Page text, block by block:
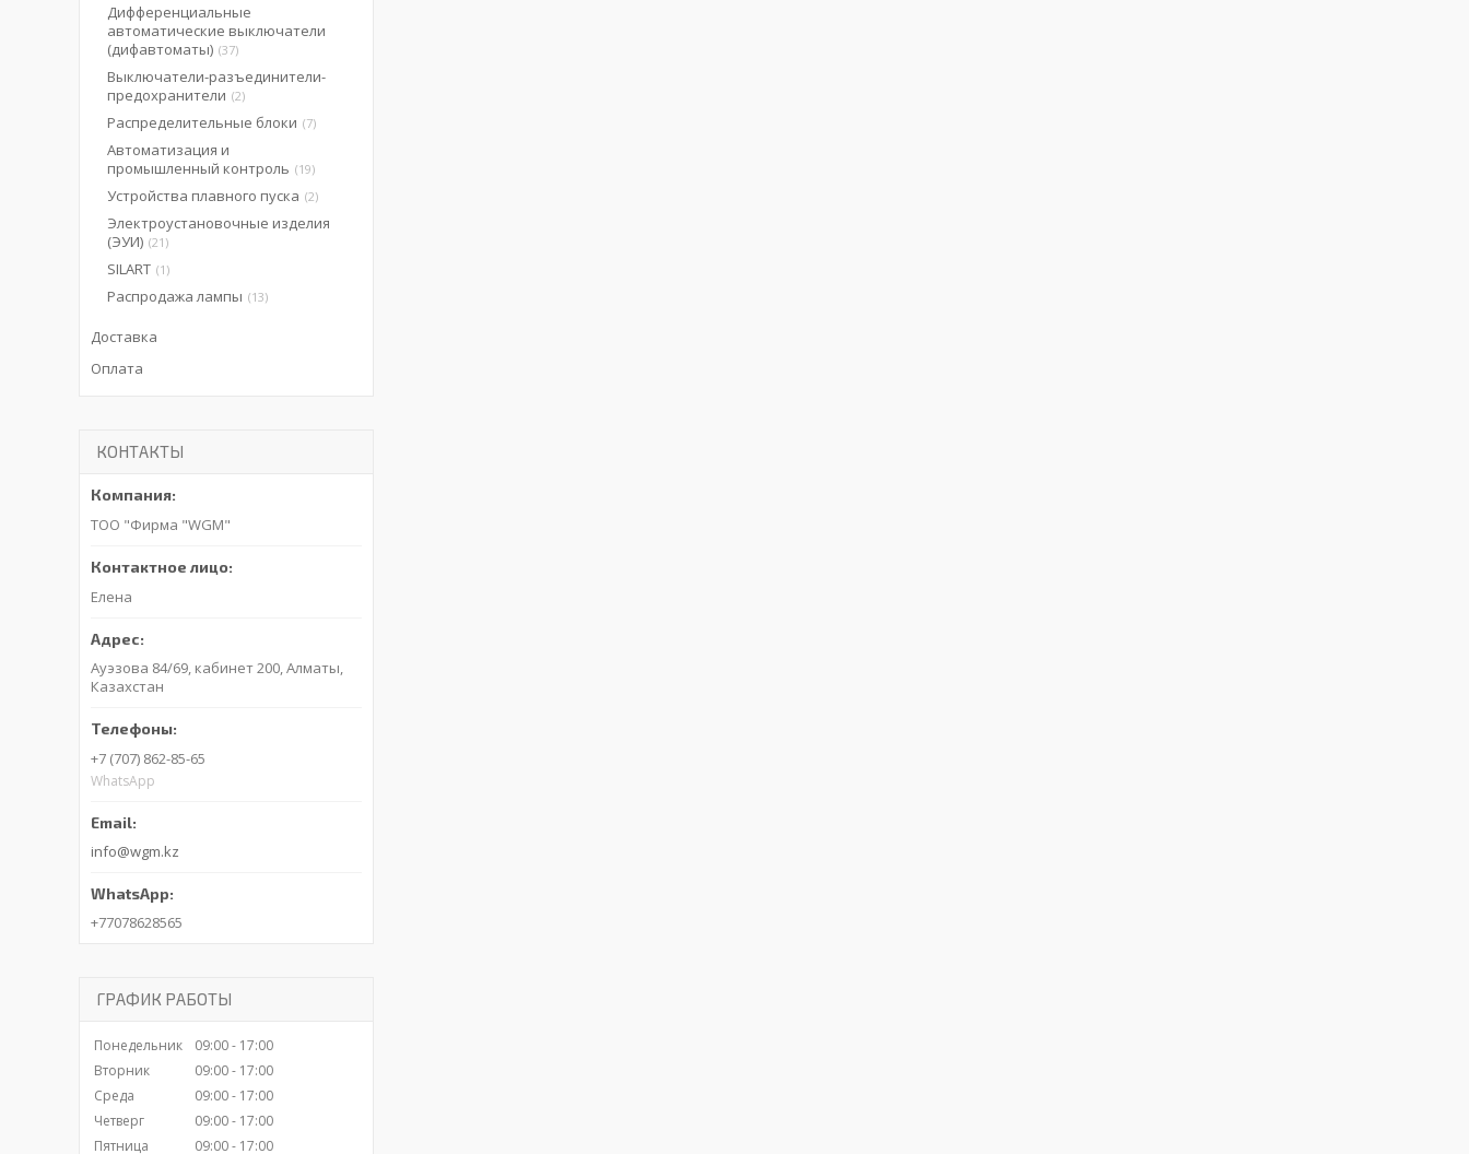
Дифференциальные
автоматические выключатели
(дифавтоматы) 37
Выключатели-разъединители-
предохранители 2
Распределительные блоки 7
Автоматизация и
промышленный контроль
19
Устройства плавного пуска 2
Электроустановочные изделия
(ЭУИ) 21
SILART 1
Распродажа лампы 13
Доставка
Оплата
КОНТАКТЫ
ТОО "Фирма "WGM"
Елена
Ауэзова 84/69, кабинет 200, Алматы,
Казахстан
+7 (707) 862-85-65
WhatsApp
info@wgm.kz
+77078628565
ГРАФИК РАБОТЫ
Понедельник 09:00
17:00
Вторник
09:00
17:00
Среда
09:00
17:00
Четверг
09:00
17:00
Пятница
09:00 17:00